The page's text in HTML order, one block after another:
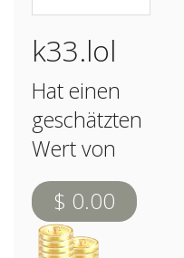
k33.lol
Hat einen
geschätzten
Wert von
$ 0.00